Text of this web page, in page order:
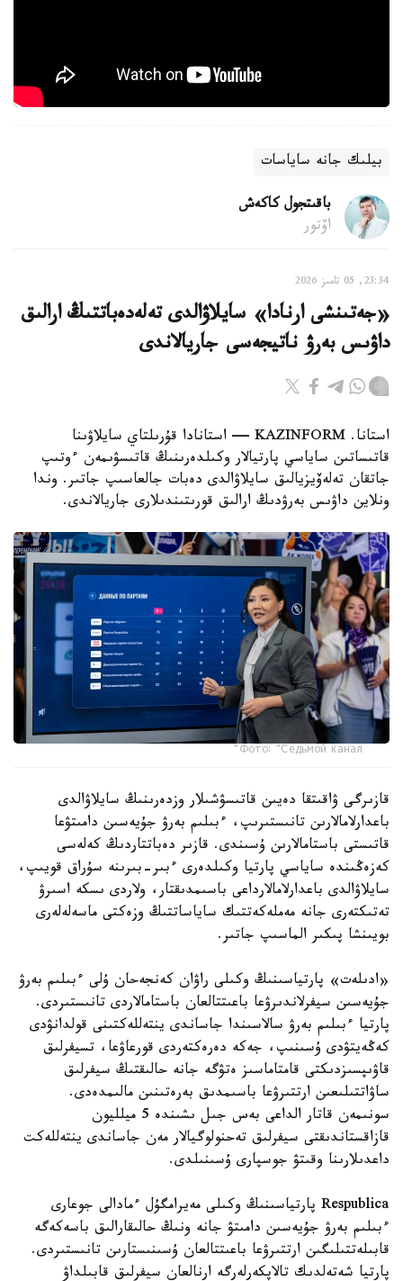
بيلىك جانە ساياسات
باقىتجول كاكەش
اۆتور
23:34, 05 تامىز 2026
«جەتىنشى ارنادا» سايلاۋالدى تەلەدەباتتىڭ ارالىق
داۋىس بەرۋ ناتيجەسى جاريالاندى
استانا. KAZINFORM — استانادا قۇرىلتاي سايلاۋىنا
قاتىساتىن ساياسي پارتيالار وكىلدەرىنىڭ قاتىسۋىمەن ءوتىپ
جاتقان تەلەۆيزيالىق سايلاۋالدى دەبات جالعاسىپ جاتىر. وندا
ونلاين داۋىس بەرۋدىڭ ارالىق قورىتىندىلارى جاريالاندى.
Фото: "Седьмой канал"
قازىرگى ۋاقىتقا دەيىن قاتىسۋشىلار وزدەرىنىڭ سايلاۋالدى
باعدارلامالارىن تانىستىرىپ، ءبىلىم بەرۋ جۇيەسىن دامىتۋعا
قاتىستى باستامالارىن ۇسىندى. قازىر دەباتتاردىڭ كەلەسى
كەزەڭىندە ساياسي پارتيا وكىلدەرى ءبىر-بىرىنە سۇراق قويىپ،
سايلاۋالدى باعدارلامالارداعى باسىمدىقتار، ولاردى ىسكە اسىرۋ
تەتىكتەرى جانە مەملەكەتتىك ساياساتتىڭ وزەكتى ماسەلەلەرى
بويىنشا پىكىر الماسىپ جاتىر.
«ادىلەت» پارتياسىنىڭ وكىلى راۋان كەنجەحان ۇلى ءبىلىم بەرۋ
جۇيەسىن سيفرلاندىرۋعا باعىتتالعان باستامالاردى تانىستىردى.
پارتيا ءبىلىم بەرۋ سالاسىندا جاساندى ينتەللەكتىنى قولدانۋدى
كەڭەيتۋدى ۇسىنىپ، جەكە دەرەكتەردى قورعاۋعا، تسيفرلىق
قاۋىپسىزدىكتى قامتاماسىز ەتۋگە جانە حالىقتىڭ سيفرلىق
ساۋاتتىلىعىن ارتتىرۋعا باسىمدىق بەرەتىنىن مالىمدەدى.
سونىمەن قاتار الداعى بەس جىل ىشىندە 5 ميلليون
قازاقستاندىقتى سيفرلىق تەحنولوگيالار مەن جاساندى ينتەللەكت
داعدىلارىنا وقىتۋ جوسپارى ۇسىنىلدى.
Respublica پارتياسىنىڭ وكىلى مەيرامگۇل ءمادالى جوعارى
ءبىلىم بەرۋ جۇيەسىن دامىتۋ جانە ونىڭ حالىقارالىق باسەكەگە
قابىلەتتىلىگىن ارتتىرۋعا باعىتتالعان ۇسىنىستارىن تانىستىردى.
پارتيا شەتەلدىك تالاپكەرلەرگە ارنالعان سيفرلىق قابىلداۋ